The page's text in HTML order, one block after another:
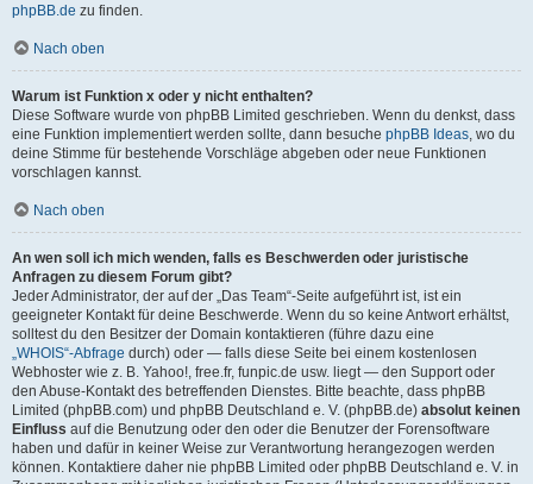
phpBB.de zu finden.
Nach oben
Warum ist Funktion x oder y nicht enthalten?
Diese Software wurde von phpBB Limited geschrieben. Wenn du denkst, dass
eine Funktion implementiert werden sollte, dann besuche phpBB Ideas, wo du
deine Stimme für bestehende Vorschläge abgeben oder neue Funktionen
vorschlagen kannst.
Nach oben
An wen soll ich mich wenden, falls es Beschwerden oder juristische
Anfragen zu diesem Forum gibt?
Jeder Administrator, der auf der „Das Team“-Seite aufgeführt ist, ist ein
geeigneter Kontakt für deine Beschwerde. Wenn du so keine Antwort erhältst,
solltest du den Besitzer der Domain kontaktieren (führe dazu eine
„WHOIS“-Abfrage durch) oder — falls diese Seite bei einem kostenlosen
Webhoster wie z. B. Yahoo!, free.fr, funpic.de usw. liegt — den Support oder
den Abuse-Kontakt des betreffenden Dienstes. Bitte beachte, dass phpBB
Limited (phpBB.com) und phpBB Deutschland e. V. (phpBB.de) absolut keinen
Einfluss auf die Benutzung oder den oder die Benutzer der Forensoftware
haben und dafür in keiner Weise zur Verantwortung herangezogen werden
können. Kontaktiere daher nie phpBB Limited oder phpBB Deutschland e. V. in